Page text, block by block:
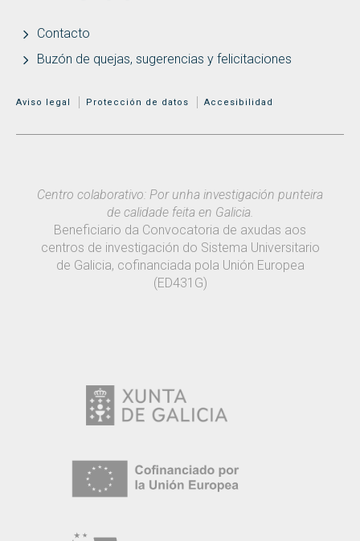
Contacto
Buzón de quejas, sugerencias y felicitaciones
MENÚ ADICIONAL
Aviso legal Protección de datos Accesibilidad
Centro colaborativo: Por unha investigación punteira
de calidade feita en Galicia.
Beneficiario da Convocatoria de axudas aos
centros de investigación do Sistema Universitario
de Galicia, cofinanciada pola Unión Europea
(ED431G)